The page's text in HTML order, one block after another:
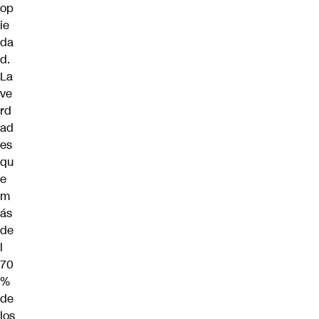
op
ie
da
d.
La
ve
rd
ad
es
qu
e
m
ás
de
l
70
%
de
los